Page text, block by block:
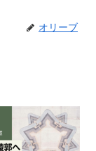
オリーブ